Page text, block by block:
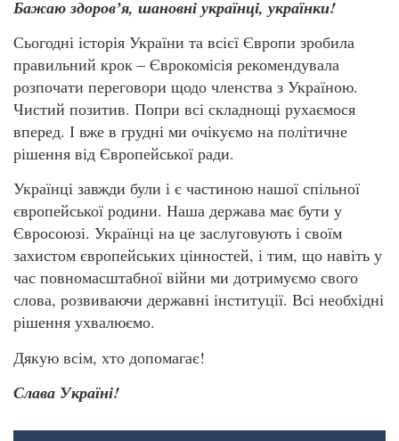
Бажаю здоров’я, шановні українці, українки!
Сьогодні історія України та всієї Європи зробила
правильний крок – Єврокомісія рекомендувала
розпочати переговори щодо членства з Україною.
Чистий позитив. Попри всі складнощі рухаємося
вперед. І вже в грудні ми очікуємо на політичне
рішення від Європейської ради.
Українці завжди були і є частиною нашої спільної
європейської родини. Наша держава має бути у
Євросоюзі. Українці на це заслуговують і своїм
захистом європейських цінностей, і тим, що навіть у
час повномасштабної війни ми дотримуємо свого
слова, розвиваючи державні інституції. Всі необхідні
рішення ухвалюємо.
Дякую всім, хто допомагає!
Слава Україні!